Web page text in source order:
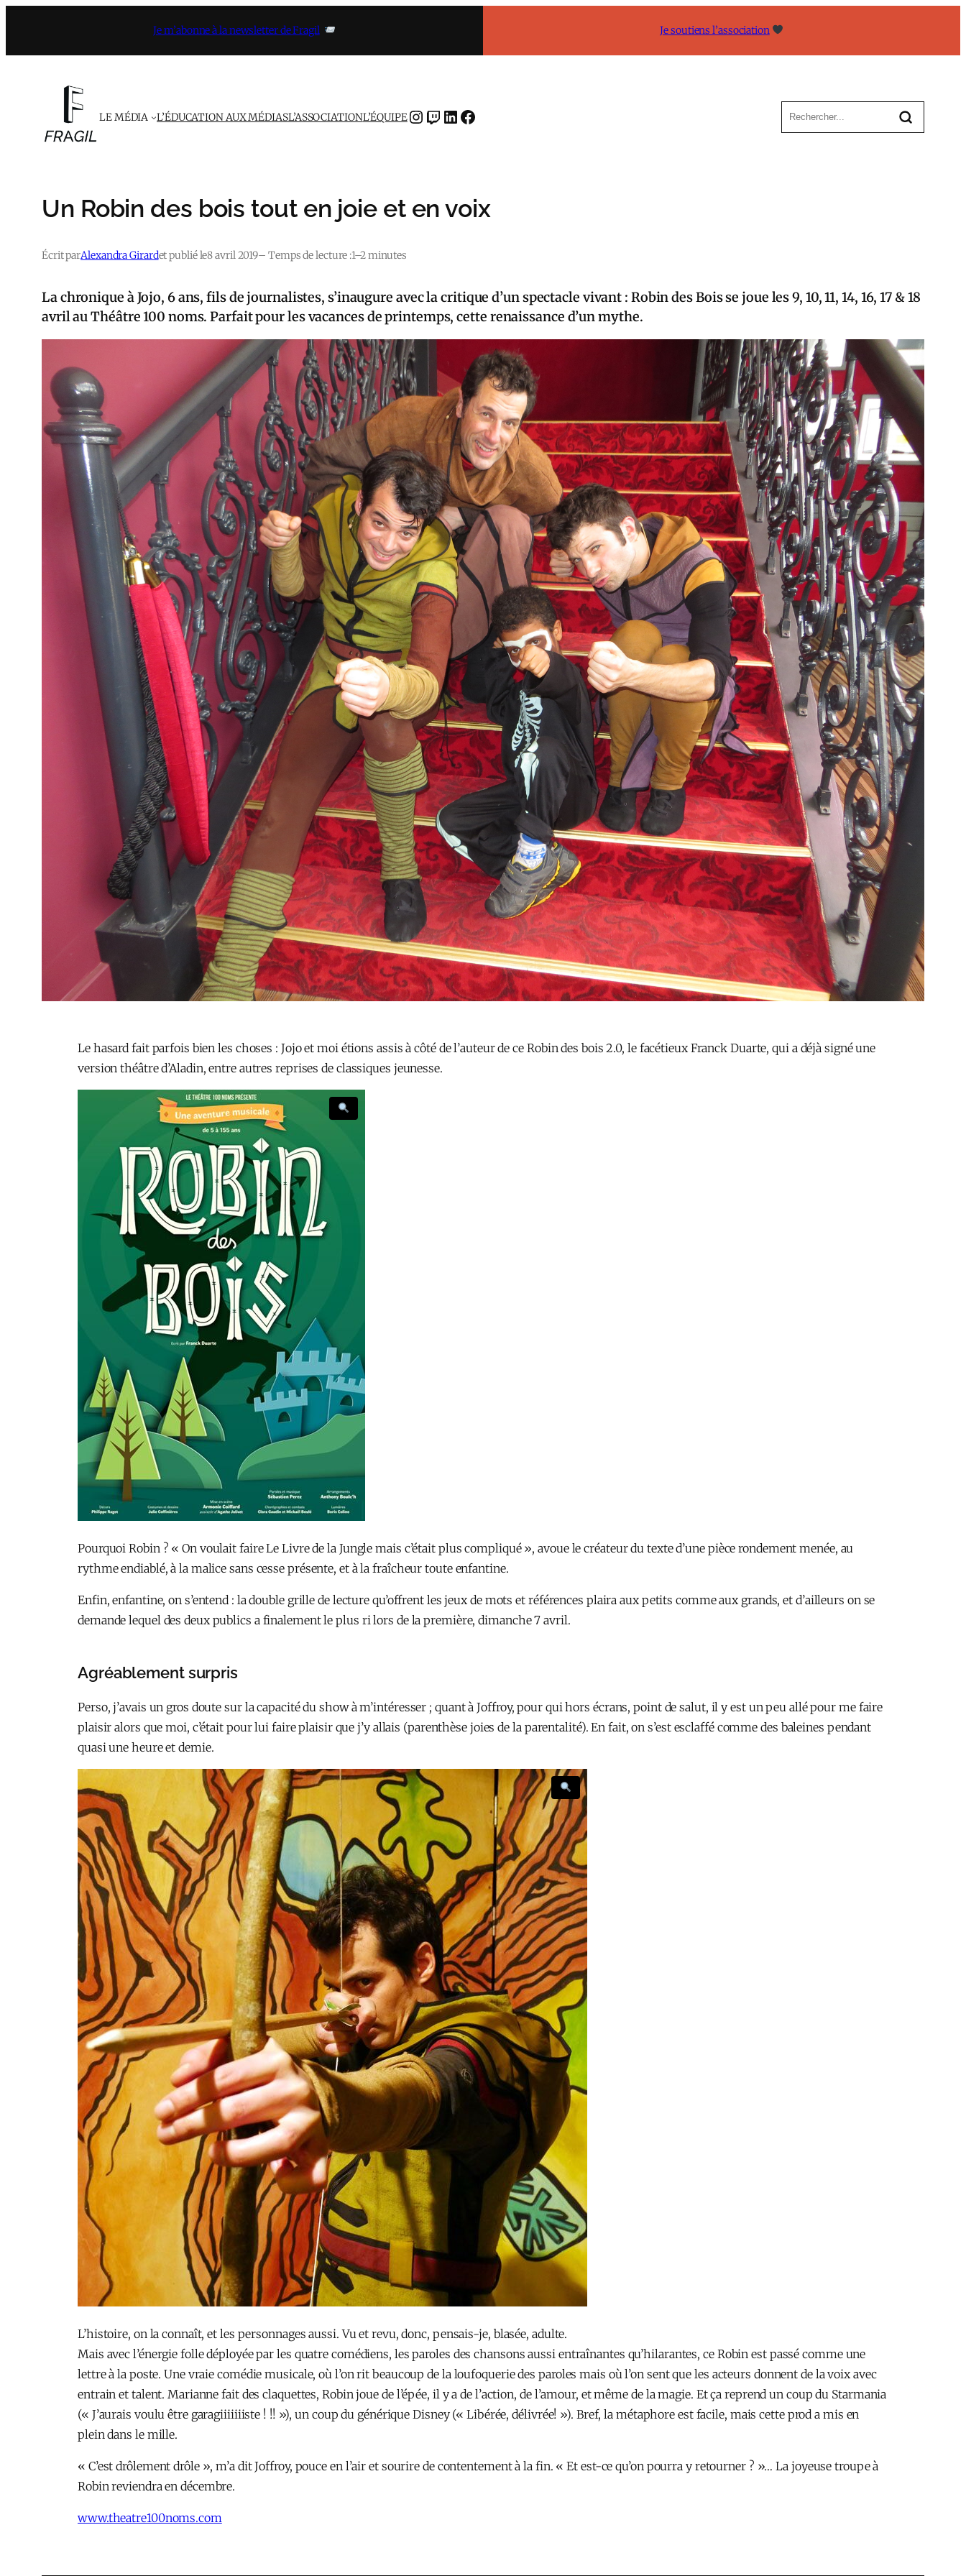
contenu
Je m’abonne à la newsletter de Fragil Je soutiens l’association
LE MÉDIA L’ÉDUCATION AUX MÉDIASL’ASSOCIATIONL’ÉQUIPEINSTAGRAMTWITCH LINKEDIN FACEBOOK
Un Robin des bois tout en joie et en voix
Écrit parAlexandra Girardet publié le8 avril 2019– Temps de lecture :1–2 minutes
La chronique à Jojo, 6 ans, fils de journalistes, s’inaugure avec la critique d’un spectacle vivant : Robin des Bois se joue les 9, 10, 11, 14, 16, 17 & 18
avril au Théâtre 100 noms. Parfait pour les vacances de printemps, cette renaissance d’un mythe.
Le hasard fait parfois bien les choses : Jojo et moi étions assis à côté de l’auteur de ce Robin des bois 2.0, le facétieux Franck Duarte, qui a déjà signé une
version théâtre d’Aladin, entre autres reprises de classiques jeunesse.
Pourquoi Robin ? « On voulait faire Le Livre de la Jungle mais c’était plus compliqué », avoue le créateur du texte d’une pièce rondement menée, au
rythme endiablé, à la malice sans cesse présente, et à la fraîcheur toute enfantine.
Enfin, enfantine, on s’entend : la double grille de lecture qu’offrent les jeux de mots et références plaira aux petits comme aux grands, et d’ailleurs on se
demande lequel des deux publics a finalement le plus ri lors de la première, dimanche 7 avril.
Agréablement surpris
Perso, j’avais un gros doute sur la capacité du show à m’intéresser ; quant à Joffroy, pour qui hors écrans, point de salut, il y est un peu allé pour me faire
plaisir alors que moi, c’était pour lui faire plaisir que j’y allais (parenthèse joies de la parentalité). En fait, on s’est esclaffé comme des baleines pendant
quasi une heure et demie.
L’histoire, on la connaît, et les personnages aussi. Vu et revu, donc, pensais-je, blasée, adulte.
Mais avec l’énergie folle déployée par les quatre comédiens, les paroles des chansons aussi entraînantes qu’hilarantes, ce Robin est passé comme une
lettre à la poste. Une vraie comédie musicale, où l’on rit beaucoup de la loufoquerie des paroles mais où l’on sent que les acteurs donnent de la voix avec
entrain et talent. Marianne fait des claquettes, Robin joue de l’épée, il y a de l’action, de l’amour, et même de la magie. Et ça reprend un coup du Starmania
(« J’aurais voulu être garagiiiiiiiste ! !! »), un coup du générique Disney (« Libérée, délivrée! »). Bref, la métaphore est facile, mais cette prod a mis en
plein dans le mille.
« C’est drôlement drôle », m’a dit Joffroy, pouce en l’air et sourire de contentement à la fin. « Et est-ce qu’on pourra y retourner ? »… La joyeuse troupe à
Robin reviendra en décembre.
www.theatre100noms.com